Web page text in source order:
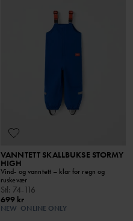
VANNTETT SKALLBUKSE STORMY
HIGH
Vind- og vanntett – klar for regn og
ruskevær
Stl: 74-116
699 kr
NEW ONLINE ONLY